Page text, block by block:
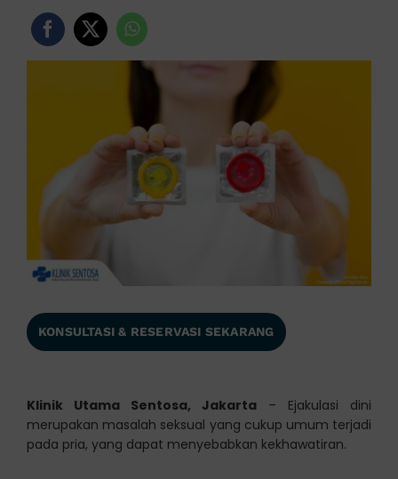
KONSULTASI & RESERVASI SEKARANG
Klinik Utama Sentosa, Jakarta – Ejakulasi dini
merupakan masalah seksual yang cukup umum terjadi
pada pria, yang dapat menyebabkan kekhawatiran.